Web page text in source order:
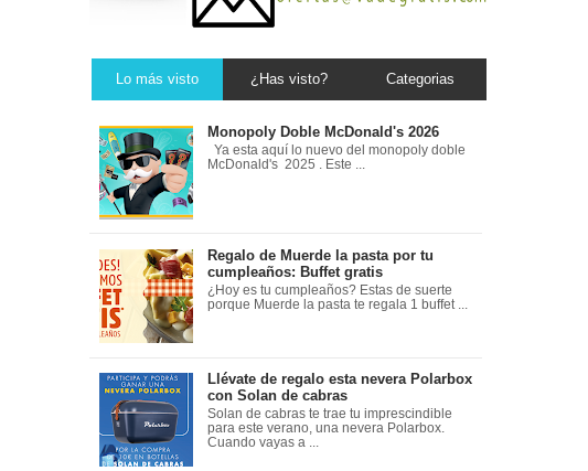
Lo más visto ¿Has visto? Categorias
Monopoly Doble McDonald's 2026
Ya esta aquí lo nuevo del monopoly doble
McDonald's 2025 . Este ...
Regalo de Muerde la pasta por tu
cumpleaños: Buffet gratis
¿Hoy es tu cumpleaños? Estas de suerte
porque Muerde la pasta te regala 1 buffet ...
Llévate de regalo esta nevera Polarbox
con Solan de cabras
Solan de cabras te trae tu imprescindible
para este verano, una nevera Polarbox.
Cuando vayas a ...